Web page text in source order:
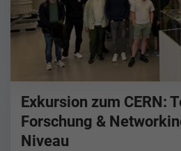
Exkursion zum CERN:
Forschung &
Niveau